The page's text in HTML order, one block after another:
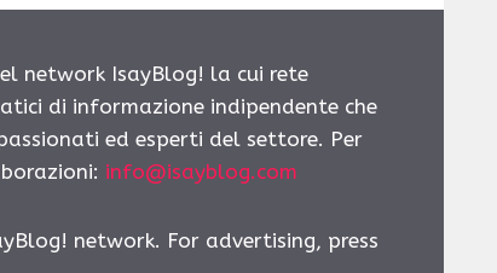
network IsayBlog! la cui rete
di informazione indipendente che
ed esperti del settore. Per
info@isayblog.com
network. For advertising, press